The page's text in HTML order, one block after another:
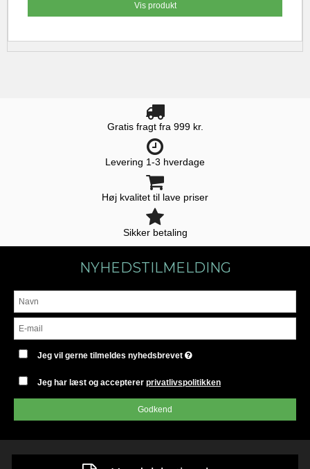
Vis produkt
Gratis fragt fra 999 kr.
Levering 1-3 hverdage
Høj kvalitet til lave priser
Sikker betaling
NYHEDSTILMELDING
Jeg vil gerne tilmeldes nyhedsbrevet
Jeg har læst og acceptererprivatlivspolitikken
Godkend